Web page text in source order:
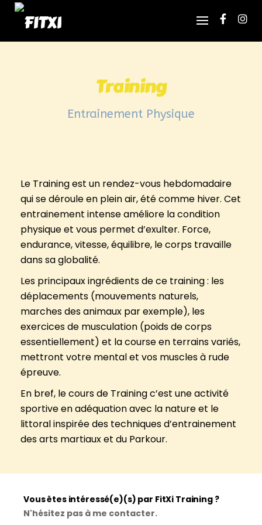
Training
Entrainement Physique
Le Training est un rendez-vous hebdomadaire
qui se déroule en plein air, été comme hiver. Cet
entrainement intense améliore la condition
physique et vous permet d’exulter. Force,
endurance, vitesse, équilibre, le corps travaille
dans sa globalité.
Les principaux ingrédients de ce training : les
déplacements (mouvements naturels,
marches des animaux par exemple), les
exercices de musculation (poids de corps
essentiellement) et la course en terrains variés,
mettront votre mental et vos muscles à rude
épreuve.
En bref, le cours de Training c’est une activité
sportive en adéquation avec la nature et le
littoral inspirée des techniques d’entrainement
des arts martiaux et du Parkour.
Vous êtes intéressé(e)(s) par FitXi Training ?
N'hésitez pas à me contacter.